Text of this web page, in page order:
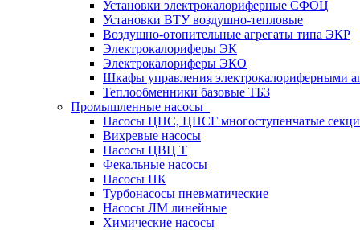
Установки электрокалориферные СФОЦ
Установки ВТУ воздушно-тепловые
Воздушно-отопительные агрегаты типа ЭКР
Электрокалориферы ЭК
Электрокалориферы ЭКО
Шкафы управления электрокалориферными
Теплообменники базовые ТБЗ
Промышленные насосы
Насосы ЦНС, ЦНСГ многоступенчатые
Вихревые насосы
Насосы ЦВЦ Т
Фекальные насосы
Насосы НК
Турбонасосы пневматические
Насосы ЛМ линейные
Химические насосы